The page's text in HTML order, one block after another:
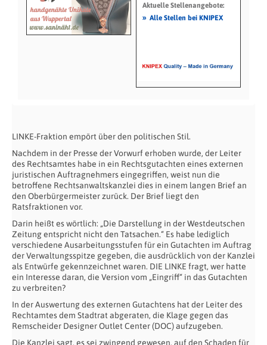
Aktuelle Stellenangebote:
» Alle Stellen bei KNIPEX
LINKE-Fraktion empört über den politischen Stil.
Nachdem in der Presse der Vorwurf erhoben wurde, der Leiter
des Rechtsamtes habe in ein Rechtsgutachten eines externen
juristischen Auftragnehmers eingegriffen, weist nun die
betroffene Rechtsanwaltskanzlei dies in einem langen Brief an
den Oberbürgermeister zurück. Der Brief liegt den
Ratsfraktionen vor.
Darin heißt es wörtlich: „Die Darstellung in der Westdeutschen
Zeitung entspricht nicht den Tatsachen.“ Es habe lediglich
verschiedene Ausarbeitungsstufen für ein Gutachten im Auftrag
der Verwaltungsspitze gegeben, die ausdrücklich von der Kanzlei
als Entwürfe gekennzeichnet waren. DIE LINKE fragt, wer hatte
ein Interesse daran, die Version vom „Eingriff“ in das Gutachten
zu verbreiten?
In der Auswertung des externen Gutachtens hat der Leiter des
Rechtamtes dem Stadtrat abgeraten, die Klage gegen das
Remscheider Designer Outlet Center (DOC) aufzugeben.
Die Kanzlei sagt, es sei zwingend gewesen, auf den Schaden für